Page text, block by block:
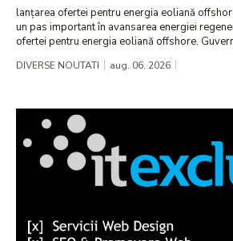
lanțarea ofertei pentru energia eoliană
un pas important în avansarea energiei
ofertei pentru energia eoliană offshore.
DIVERSE NOUTATI aug. 06, 2026